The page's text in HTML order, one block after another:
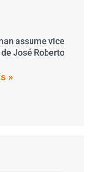
assume vice
José Roberto
»